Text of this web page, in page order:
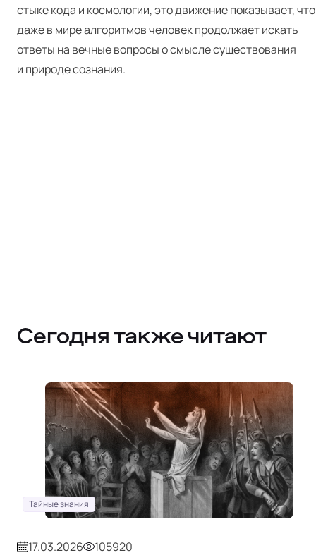
стыке кода и космологии, это движение показывает, что
даже в мире алгоритмов человек продолжает искать
ответы на вечные вопросы о смысле существования
и природе сознания.
Сегодня также читают
Тайные знания
17.03.2026 105920